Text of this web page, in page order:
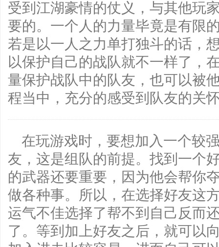
受到江湖豪情的仗义，与其他玩
要的。一个人的力量毕竟是有限
若是以一人之力单打独斗的话，
以保护自己的战队就不一样了，
量保护战队中的队友，也可以被
程当中，充分的感受到队友的关
在玩游戏时，要想加入一个较
友，这是组队的前提。找到一个
的武器还要重要，因为他会帮你
做各种事。所以，在选择好友这
运气不佳选择了帮不到自己反而
了。等到加上好友之后，就可以